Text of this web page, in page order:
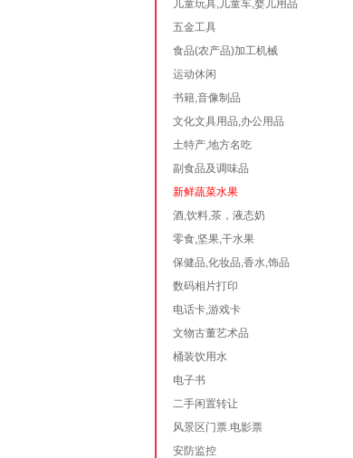
儿童玩具,儿童车,婴儿用品
五金工具
食品(农产品)加工机械
运动休闲
书籍,音像制品
文化文具用品,办公用品
土特产,地方名吃
副食品及调味品
新鲜蔬菜水果
酒,饮料,茶，液态奶
零食,坚果,干水果
保健品,化妆品,香水,饰品
数码相片打印
电话卡,游戏卡
文物古董艺术品
桶装饮用水
电子书
二手闲置转让
风景区门票.电影票
安防监控